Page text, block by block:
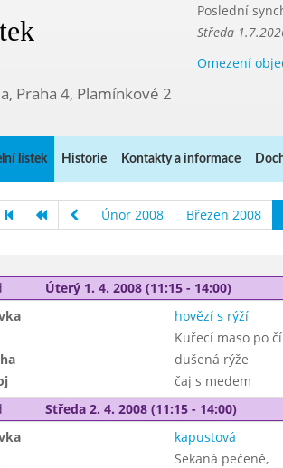
Poslední
Středa
Omezení
Praha 4, Plamínkové 2
lístek Historie Kontakty a informace
Únor 2008 Březen 2008
Úterý 1. 4. 2008 (11:15 - 14:00)
hovězí s rýží
Kuřecí maso po
dušená rýže
čaj s medem
Středa 2. 4. 2008 (11:15 - 14:00)
kapustová
Sekaná pečeně,